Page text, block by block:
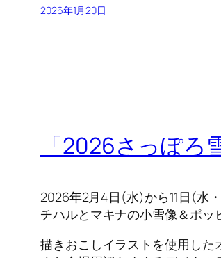
2026年1月20日
「2026さっぽろ
2026年2月4日(水)から11日(水
チハルとマキナの小雪像＆ポッ
描きおこしイラストを使用した